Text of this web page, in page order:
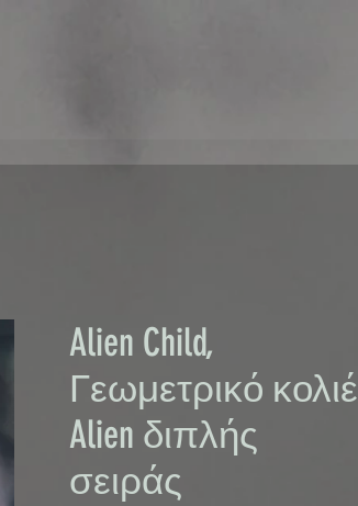
Alien Child,
Γεωμετρικό κολιέ
Alien διπλής
σειράς